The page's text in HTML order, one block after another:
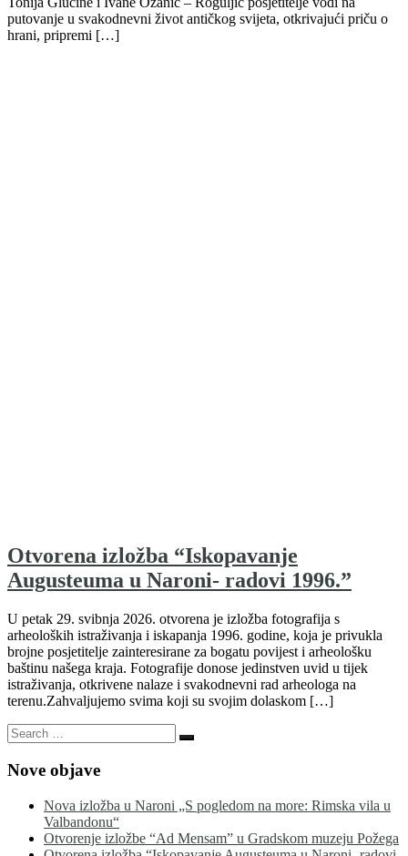
putovanje u svakodnevni život antičkog svijeta, otkrivajući priču o
hrani, pripremi […]
Otvorena izložba “Iskopavanje
Augusteuma u Naroni- radovi 1996.”
U petak 29. svibnja 2026. otvorena je izložba fotografija s
arheoloških istraživanja i iskapanja 1996. godine, koja je privukla
brojne posjetitelje zainteresirane za bogatu povijest i arheološku
baštinu našega kraja. Fotografije donose jedinstven uvid u tijek
istraživanja, otkrivene nalaze i svakodnevni rad arheologa na
terenu.Zahvaljujemo svima koji su svojim dolaskom […]
Search
Search
Nove objave
Nova izložba u Naroni „S pogledom na more: Rimska vila u
Valbandonu“
Otvorenje izložbe “Ad Mensam” u Gradskom muzeju Požega